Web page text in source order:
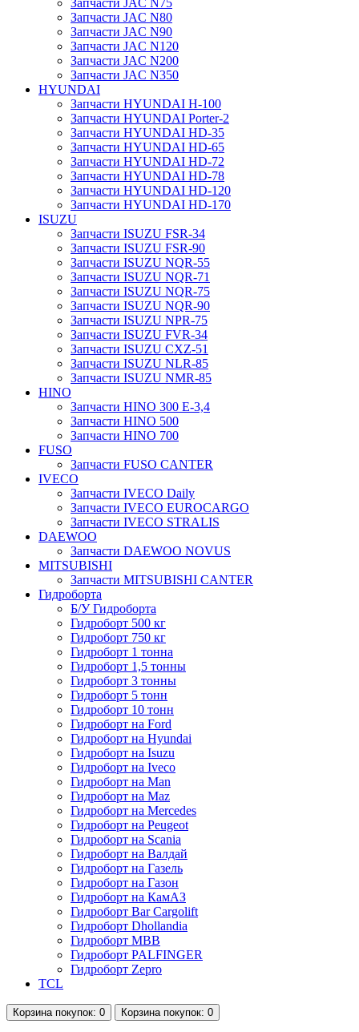
Запчасти JAC N80
Запчасти JAC N90
Запчасти JAC N120
Запчасти JAC N200
Запчасти JAC N350
HYUNDAI
Запчасти HYUNDAI H-100
Запчасти HYUNDAI Porter-2
Запчасти HYUNDAI HD-35
Запчасти HYUNDAI HD-65
Запчасти HYUNDAI HD-72
Запчасти HYUNDAI HD-78
Запчасти HYUNDAI HD-120
Запчасти HYUNDAI HD-170
ISUZU
Запчасти ISUZU FSR-34
Запчасти ISUZU FSR-90
Запчасти ISUZU NQR-55
Запчасти ISUZU NQR-71
Запчасти ISUZU NQR-75
Запчасти ISUZU NQR-90
Запчасти ISUZU NPR-75
Запчасти ISUZU FVR-34
Запчасти ISUZU CXZ-51
Запчасти ISUZU NLR-85
Запчасти ISUZU NMR-85
HINO
Запчасти HINO 300 E-3,4
Запчасти HINO 500
Запчасти HINO 700
FUSO
Запчасти FUSO CANTER
IVECO
Запчасти IVECO Daily
Запчасти IVECO EUROCARGO
Запчасти IVECO STRALIS
DAEWOO
Запчасти DAEWOO NOVUS
MITSUBISHI
Запчасти MITSUBISHI CANTER
Гидроборта
Б/У Гидроборта
Гидроборт 500 кг
Гидроборт 750 кг
Гидроборт 1 тонна
Гидроборт 1,5 тонны
Гидроборт 3 тонны
Гидроборт 5 тонн
Гидроборт 10 тонн
Гидроборт на Ford
Гидроборт на Hyundai
Гидроборт на Isuzu
Гидроборт на Iveco
Гидроборт на Man
Гидроборт на Maz
Гидроборт на Mercedes
Гидроборт на Peugeot
Гидроборт на Scania
Гидроборт на Валдай
Гидроборт на Газель
Гидроборт на Газон
Гидроборт на КамАЗ
Гидроборт Bar Cargolift
Гидроборт Dhollandia
Гидроборт MBB
Гидроборт PALFINGER
Гидроборт Zepro
TCL
Корзина покупок: 0 Корзина покупок: 0